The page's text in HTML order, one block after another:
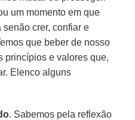
um momento em que
crer, confiar e
que beber de nosso
princípios e valores que,
Elenco alguns
. Sabemos pela reflexão